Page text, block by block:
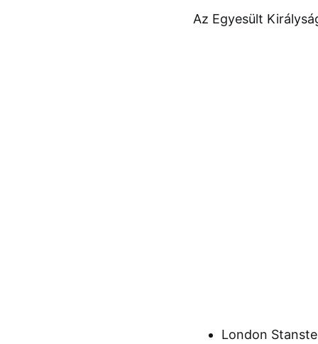
Az Egyesült
London